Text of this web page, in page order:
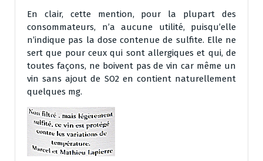
En clair, cette mention, pour la plupart des
consommateurs, n’a aucune utilité, puisqu’elle
n’indique pas la dose contenue de sulfite. Elle ne
sert que pour ceux qui sont allergiques et qui, de
toutes façons, ne boivent pas de vin car même un
vin sans ajout de SO2 en contient naturellement
quelques mg.